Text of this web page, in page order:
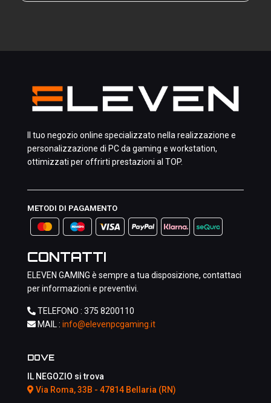
Il tuo negozio online specializzato nella realizzazione e
personalizzazione di PC da gaming e workstation,
ottimizzati per offrirti prestazioni al TOP.
METODI DI PAGAMENTO
CONTATTI
ELEVEN GAMING è sempre a tua disposizione, contattaci
per informazioni e preventivi.
TELEFONO : 375 8200110
MAIL : info@elevenpcgaming.it
DOVE
IL NEGOZIO si trova
Via Roma, 33B - 47814 Bellaria (RN)